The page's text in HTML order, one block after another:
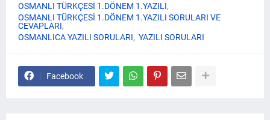
OSMANLI TÜRKÇESİ 1.DÖNEM 1.YAZILI
OSMANLI TÜRKÇESİ 1.DÖNEM 1.YAZILI SORULARI VE
CEVAPLARI
OSMANLICA YAZILI SORULARI
YAZILI SORULARI
Facebook